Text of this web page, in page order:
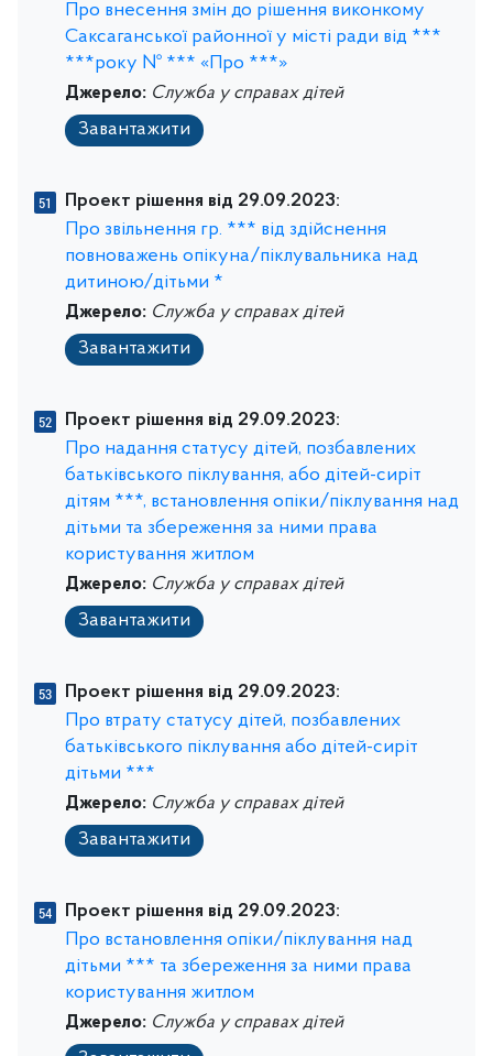
Про внесення змін до рішення виконкому
Саксаганської районної у місті ради від ***
***року № *** «Про ***»
Джерело: Служба у справах дітей
Завантажити
Проект рішення від 29.09.2023:
Про звільнення гр. *** від здійснення
повноважень опікуна/піклувальника над
дитиною/дітьми *
Джерело: Служба у справах дітей
Завантажити
Проект рішення від 29.09.2023:
Про надання статусу дітей, позбавлених
батьківського піклування, або дітей-сиріт
дітям ***, встановлення опіки/піклування над
дітьми та збереження за ними права
користування житлом
Джерело: Служба у справах дітей
Завантажити
Проект рішення від 29.09.2023:
Про втрату статусу дітей, позбавлених
батьківського піклування або дітей-сиріт
дітьми ***
Джерело: Служба у справах дітей
Завантажити
Проект рішення від 29.09.2023:
Про встановлення опіки/піклування над
дітьми *** та збереження за ними права
користування житлом
Джерело: Служба у справах дітей